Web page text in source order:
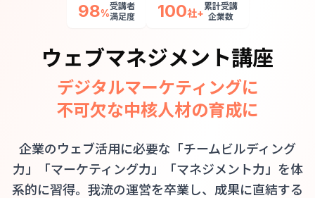
98%
受講者
満足度
100社+
累計受講
企業数
ウェブマネジメント講座
デジタルマーケティングに
不可欠な中核人材の育成に
企業のウェブ活用に必要な「チームビルディング
力」「マーケティング力」「マネジメント力」を体
系的に習得。我流の運営を卒業し、成果に直結する